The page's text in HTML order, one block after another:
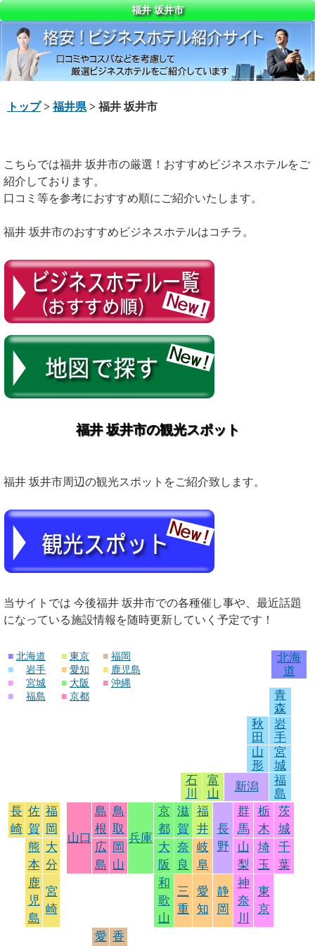
福井 坂井市
トップ>福井県 > 福井 坂井市
こちらでは福井 坂井市の厳選！おすすめビジネスホテルをご
紹介しております。
口コミ等を参考におすすめ順にご紹介いたします。
福井 坂井市のおすすめビジネスホテルはコチラ。
福井 坂井市の観光スポット
福井 坂井市周辺の観光スポットをご紹介致します。
当サイトでは 今後福井 坂井市での各種催し事や、最近話題
になっている施設情報を随時更新していく予定です！
■ 北海道
■
岩手
■
宮城
■
福島
■ 東京
■ 愛知
■ 大阪
■ 京都
■ 福岡
■ 鹿児島
■ 沖縄
北海
道
青
森
秋
田
岩
手
山
形
宮
城
石
川
富
山
新潟
福
島
長
崎
佐
賀
福
岡
山口
島
根
鳥
取
兵庫
京
都
滋
賀
福
井
長
野
群
馬
栃
木
茨
城
熊
本
大
分
広
島
岡
山
大
阪
奈
良
岐
阜
山
梨
埼
玉
千
葉
鹿
児
島
宮
崎
和
歌
山
三
重
愛
知
静
岡
神
奈
川
東
京
愛 香